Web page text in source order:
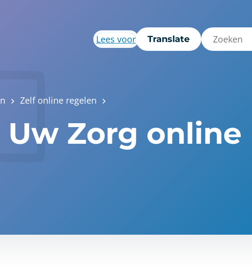
Lees voor Translate
Zelf online regelen
Zorg online